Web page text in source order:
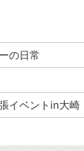
の日常
イベントin大崎